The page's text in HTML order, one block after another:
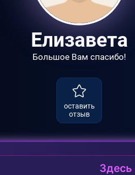
Елизавета
Большое Вам спасибо!
оставить
отзыв
Здесь